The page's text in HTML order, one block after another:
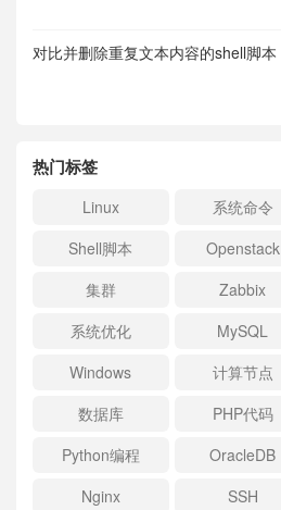
对比并删除重复文本内容的shell脚本
热门标签
Linux 系统命令
Shell脚本
Openstack
集群
Zabbix
系统优化
MySQL
Windows
计算节点
数据库
PHP代码
Python编程
OracleDB
Nginx
SSH